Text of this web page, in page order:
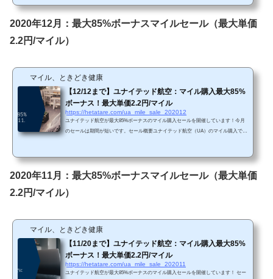
meで「リダイレクトが繰り返し行われました」というエラーが生じてしまったら、
以下の方法を試してみて下さい。 単価購入マイルによってボーナス割合が変わりま
2020年12月：最大85%ボーナスマイルセール（最大単価
2.2円/マイル）
マイル、ときどき健康
【12/12まで】ユナイテッド航空：マイル購入最大85%
ボーナス！最大単価2.2円/マイル
https://hetatare.com/ua_mile_sale_202012
ユナイテッド航空が最大85%ボーナスのマイル購入セールを開催しています！今月
のセールは期間が短いです。セール概要ユナイテッド航空（UA）のマイル購入で最
クトが繰り返し行われました」というエラーが生じてしまったら、以下の方法を試
してみて下さい。 単価購入マイルによってボーナス割合が変わります。・3,000～1
2020年11月：最大85%ボーナスマイルセール（最大単価
2.2円/マイル）
マイル、ときどき健康
【11/20まで】ユナイテッド航空：マイル購入最大85%
ボーナス！最大単価2.2円/マイル
https://hetatare.com/ua_mile_sale_202011
ユナイテッド航空が最大85%ボーナスのマイル購入セールを開催しています！ セー